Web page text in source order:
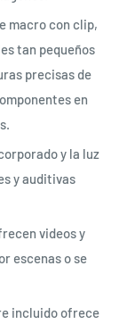
macro con clip,
tan pequeños
precisas de
en
y la luz
y auditivas
videos y
escenas o se
incluido ofrece